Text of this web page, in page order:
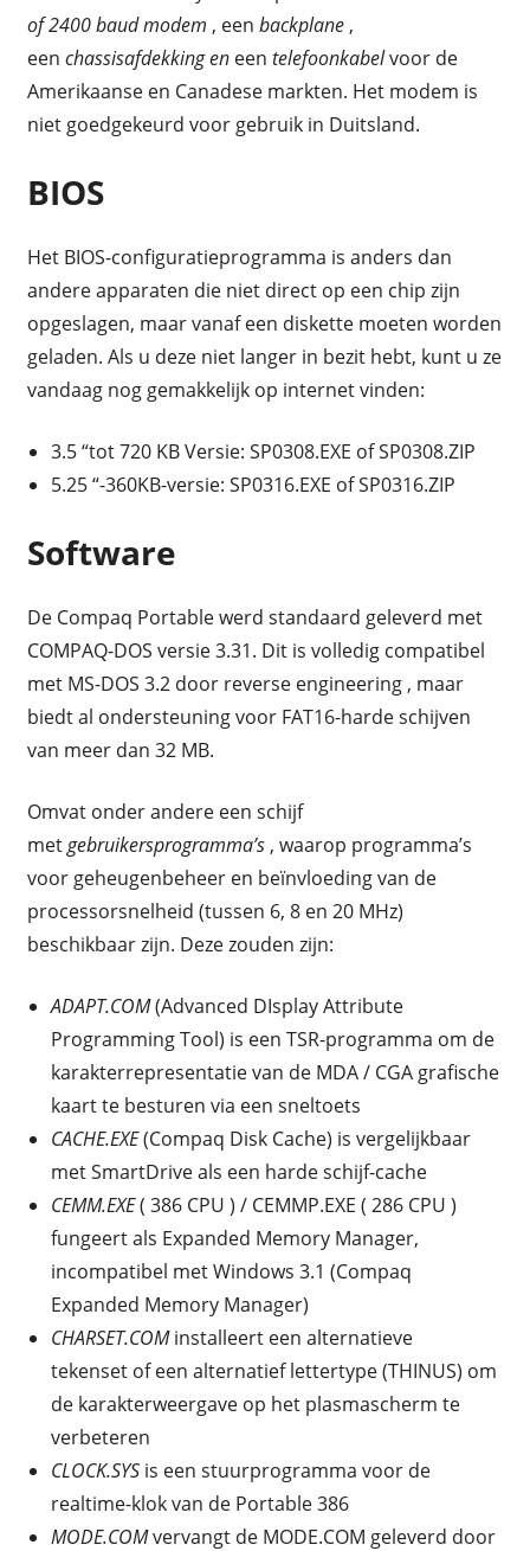
of2400 baud modem , een backplane,
een chassisafdekking eneen telefoonkabelvoor de
Amerikaanse en Canadese markten. Het modem is
niet goedgekeurd voor gebruik in Duitsland.
BIOS
Het BIOS-configuratieprogramma is anders dan
andere apparaten die niet direct op een chip zijn
opgeslagen, maar vanaf een diskette moeten worden
geladen. Als u deze niet langer in bezit hebt, kunt u ze
vandaag nog gemakkelijk op internet vinden:
3.5 “tot 720 KB Versie: SP0308.EXE of SP0308.ZIP
5.25 “-360KB-versie: SP0316.EXE of SP0316.ZIP
Software
De Compaq Portable werd standaard geleverd met
COMPAQ-DOS versie 3.31. Dit is volledig compatibel
met MS-DOS 3.2 door reverse engineering , maar
biedt al ondersteuning voor FAT16-harde schijven
van meer dan 32 MB.
Omvat onder andere een schijf
metgebruikersprogramma’s, waarop programma’s
voor geheugenbeheer en beïnvloeding van de
processorsnelheid (tussen 6, 8 en 20 MHz)
beschikbaar zijn. Deze zouden zijn:
ADAPT.COM(Advanced DIsplay Attribute
Programming Tool) is een TSR-programma om de
karakterrepresentatie van de MDA / CGA grafische
kaart te besturen via een sneltoets
CACHE.EXE(Compaq Disk Cache) is vergelijkbaar
met SmartDrive als een harde schijf-cache
CEMM.EXE( 386 CPU ) / CEMMP.EXE ( 286 CPU )
fungeert als Expanded Memory Manager,
incompatibel met Windows 3.1 (Compaq
Expanded Memory Manager)
CHARSET.COMinstalleert een alternatieve
tekenset of een alternatief lettertype (THINUS) om
de karakterweergave op het plasmascherm te
verbeteren
CLOCK.SYSis een stuurprogramma voor de
realtime-klok van de Portable 386
MODE.COMvervangt de MODE.COM geleverd door